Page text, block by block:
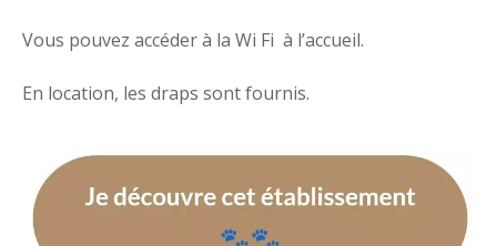
Vous pouvez accéder à la Wi Fi à l’accueil.
En location, les draps sont fournis.